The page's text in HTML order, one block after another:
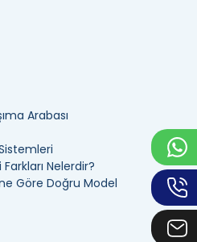
Arabası
Nelerdir?
Göre Doğru Model